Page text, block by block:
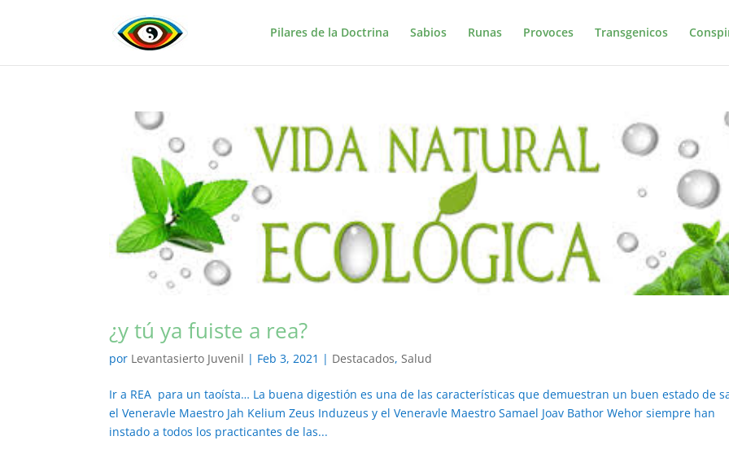
Pilares de la Doctrina Sabios Runas Provoces Transgenicos
¿y tú ya fuiste a rea?
por Levantasierto Juvenil | Feb 3, 2021 | Destacados,Salud
Ir a REA para un taoísta… La buena digestión es una de las características que demuestran un buen estado de
el Veneravle Maestro Jah Kelium Zeus Induzeus y el Veneravle Maestro Samael Joav Bathor Wehor siempre han
instado a todos los practicantes de las...